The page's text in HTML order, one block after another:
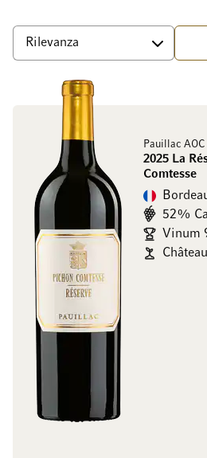
Ordina perSuperiore
Pauillac AOC
2025 La
Comtesse
52%
Vinum